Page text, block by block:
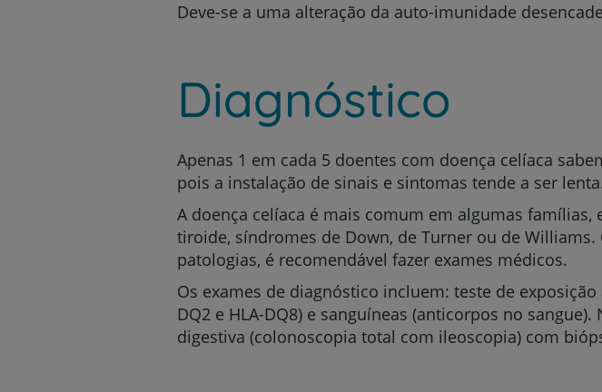
Deve-se a uma alteração da auto-imunidade
Diagnóstico
Apenas 1 em cada 5 doentes com doença celíaca
pois a instalação de sinais e sintomas tende a ser
A doença celíaca é mais comum em algumas
tiroide, síndromes de Down, de Turner ou de
patologias, é recomendável fazer exames médicos.
Os exames de diagnóstico incluem: teste de
DQ2 e HLA-DQ8) e sanguíneas (anticorpos no
digestiva (colonoscopia total com ileoscopia) com